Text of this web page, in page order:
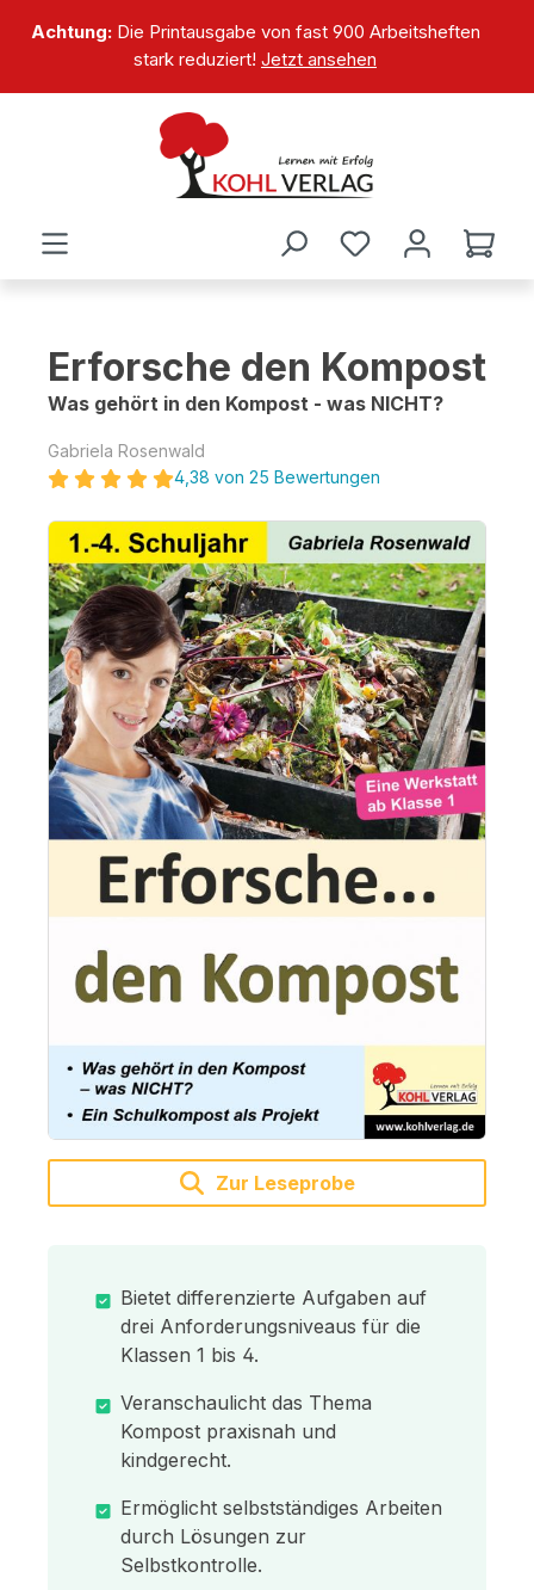
springen
Achtung:Die Printausgabe von fast 900 Arbeitsheften
stark reduziert! Jetzt ansehen
Erforsche den Kompost
Was gehört in den Kompost - was NICHT?
Gabriela Rosenwald
4,38 von 25 Bewertungen
Bildergalerie überspringen
Zur Leseprobe
Bietet differenzierte Aufgaben auf
drei Anforderungsniveaus für die
Klassen 1 bis 4.
Veranschaulicht das Thema
Kompost praxisnah und
kindgerecht.
Ermöglicht selbstständiges Arbeiten
durch Lösungen zur
Selbstkontrolle.